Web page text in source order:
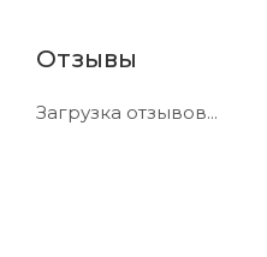
Отзывы
Загрузка отзывов...